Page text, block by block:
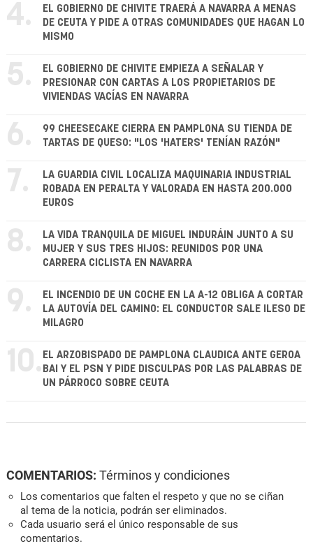
4.
EL GOBIERNO DE CHIVITE TRAERÁ A NAVARRA A MENAS
DE CEUTA Y PIDE A OTRAS COMUNIDADES QUE HAGAN LO
MISMO
5.
EL GOBIERNO DE CHIVITE EMPIEZA A SEÑALAR Y
PRESIONAR CON CARTAS A LOS PROPIETARIOS DE
VIVIENDAS VACÍAS EN NAVARRA
6.
99 CHEESECAKE CIERRA EN PAMPLONA SU TIENDA DE
TARTAS DE QUESO: "LOS 'HATERS' TENÍAN RAZÓN"
7.
LA GUARDIA CIVIL LOCALIZA MAQUINARIA INDUSTRIAL
ROBADA EN PERALTA Y VALORADA EN HASTA 200.000
EUROS
8.
LA VIDA TRANQUILA DE MIGUEL INDURÁIN JUNTO A SU
MUJER Y SUS TRES HIJOS: REUNIDOS POR UNA
CARRERA CICLISTA EN NAVARRA
9.
EL INCENDIO DE UN COCHE EN LA A-12 OBLIGA A CORTAR
LA AUTOVÍA DEL CAMINO: EL CONDUCTOR SALE ILESO DE
MILAGRO
10. EL ARZOBISPADO DE PAMPLONA CLAUDICA ANTE GEROA
BAI Y EL PSN Y PIDE DISCULPAS POR LAS PALABRAS DE
UN PÁRROCO SOBRE CEUTA
COMENTARIOS: Términos y condiciones
Los comentarios que falten el respeto y que no se ciñan
al tema de la noticia, podrán ser eliminados.
Cada usuario será el único responsable de sus
comentarios.